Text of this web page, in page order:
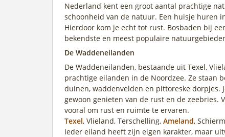
Nederland kent een groot aantal prachtige
schoonheid van de natuur. Een huisje huren
Hierdoor kom je echt tot rust. Bosbaden bij
bekendste en meest populaire
De Waddeneilanden
De Waddeneilanden, bestaande uit Texel,
prachtige eilanden in de Noordzee. Ze staan
duinen, waddenvelden en pittoreske dorpjes.
gewoon genieten van de rust en de zeebries.
vooral om rust en ruimte te ervaren.
Texel, Vlieland, Terschelling, Ameland,
Ieder eiland heeft zijn eigen karakter, maar